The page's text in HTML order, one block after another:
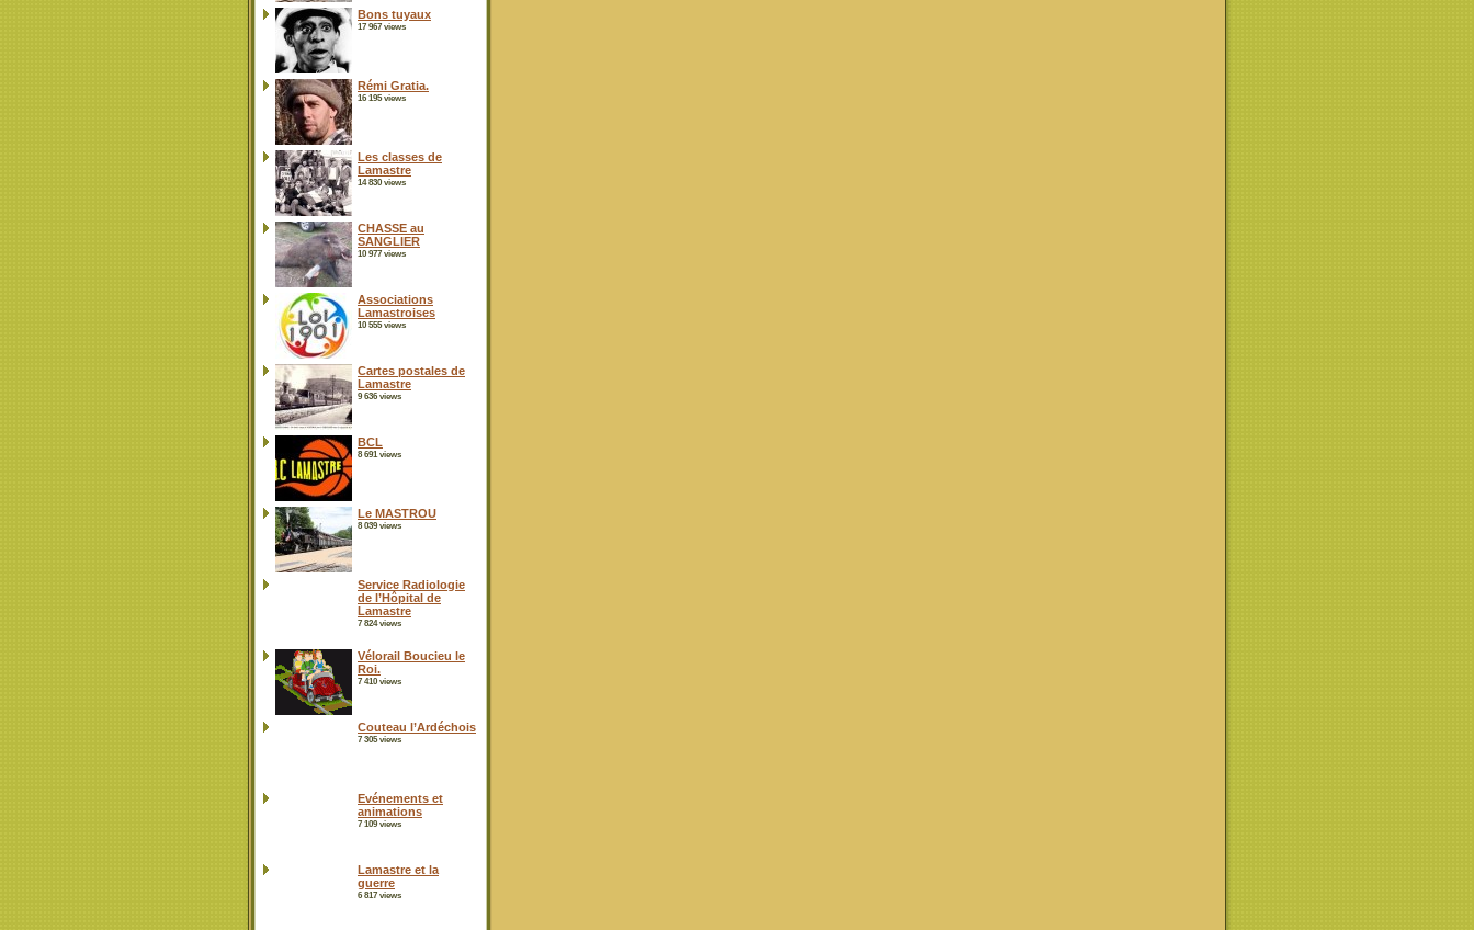
Bons tuyaux
17 967 views
Rémi Gratia.
16 195 views
Les classes de
Lamastre
14 830 views
CHASSE au
SANGLIER
10 977 views
Associations
Lamastroises
10 555 views
Cartes postales de
Lamastre
9 636 views
BCL
8 691 views
Le MASTROU
8 039 views
Service Radiologie
de l’Hôpital de
Lamastre
7 824 views
Vélorail Boucieu le
Roi.
7 410 views
Couteau l’Ardéchois
7 305 views
Evénements et
animations
7 109 views
Lamastre et la
guerre
6 817 views